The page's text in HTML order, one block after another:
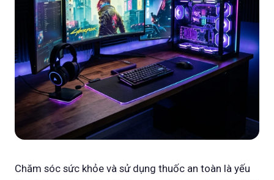
Chăm sóc sức khỏe và sử dụng thuốc an toàn là yếu